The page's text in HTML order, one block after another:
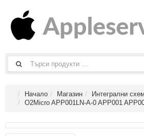
Начало Магазин Интегрални
O2Micro APP001LN-A-0 APP001